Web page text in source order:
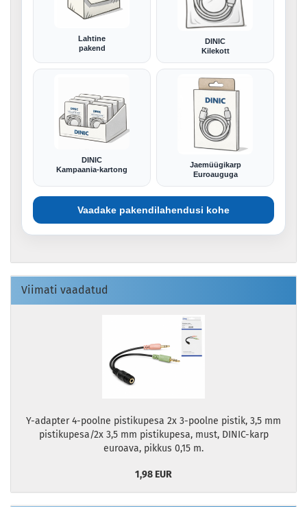
Lahtine
pakend
DINIC
Kilekott
DINIC
Kampaania-kartong
Jaemüügikarp
Euroauguga
Vaadake pakendilahendusi kohe
Viimati vaadatud
Y-adapter 4-poolne pistikupesa 2x 3-poolne pistik, 3,5 mm
pistikupesa/2x 3,5 mm pistikupesa, must, DINIC-karp
euroava, pikkus 0,15 m.
1,98 EUR